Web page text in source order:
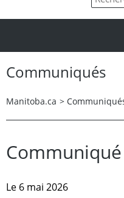
Communiqués
Manitoba.ca >
Le 6 mai 2026